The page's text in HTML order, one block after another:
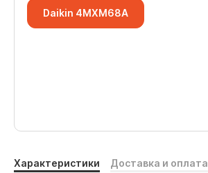
Daikin 4MXM68A
Характеристики Доставка и оплата